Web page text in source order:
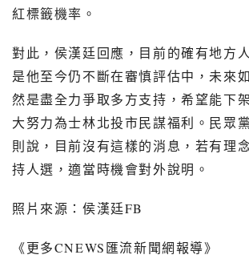
紅標籤機率。
對此，侯漢廷回應，目前的確有地方
是他至今仍不斷在審慎評估中，未來
然是盡全力爭取多方支持，希望能下
大努力為士林北投市民謀福利。民眾
則說，目前沒有這樣的消息，若有理
持人選，適當時機會對外說明。
照片來源：侯漢廷FB
《更多CNEWS匯流新聞網報導》